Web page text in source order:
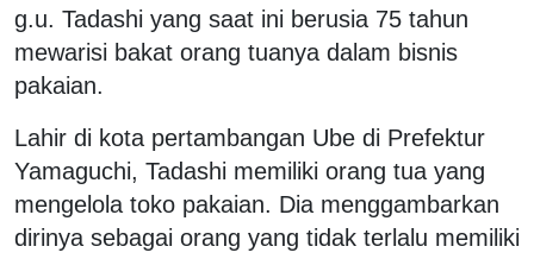
g.u. Tadashi yang saat ini berusia 75 tahun
mewarisi bakat orang tuanya dalam bisnis
pakaian.
Lahir di kota pertambangan Ube di Prefektur
Yamaguchi, Tadashi memiliki orang tua yang
mengelola toko pakaian. Dia menggambarkan
dirinya sebagai orang yang tidak terlalu memiliki